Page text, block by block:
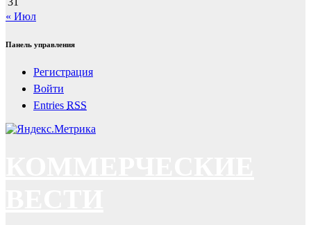
« Июл
Панель управления
Регистрация
Войти
Entries RSS